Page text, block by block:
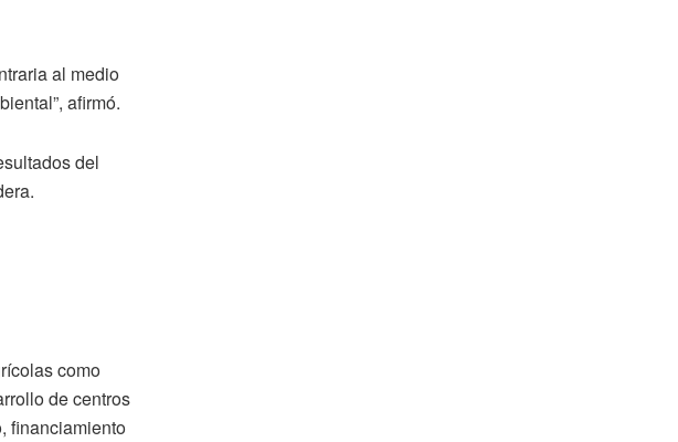
al medio
afirmó.
del
como
de centros
financiamiento